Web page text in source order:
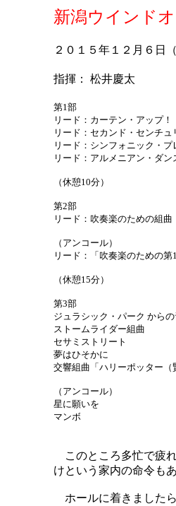
新潟ウインド
２０１５年１２月６
指揮： 松井慶太
第1部
リード：カーテン・アップ！
リード：セカンド・センチュ
リード：シンフォニック・プ
リード：アルメニアン・ダン
（休憩10分）
第2部
リード：吹奏楽のための組
（アンコール）
リード：「吹奏楽のための
（休憩15分）
第3部
ジュラシック・パーク から
ストームライダー組曲
セサミストリート
夢はひそかに
交響組曲「ハリーポッター（
（アンコール）
星に願いを
マンボ
このところ多忙で疲
けという家内の命令も
ホールに着きました